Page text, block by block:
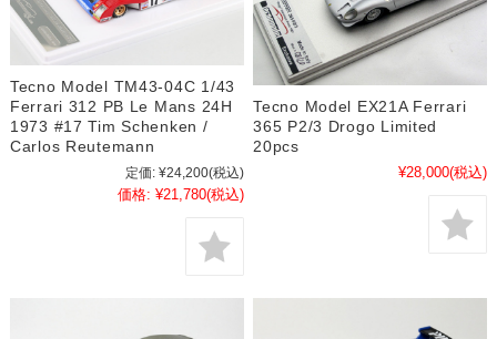
Tecno Model TM43-04C 1/43
Ferrari 312 PB Le Mans 24H
1973 #17 Tim Schenken /
Carlos Reutemann
定価: ¥24,200(税込)
価格: ¥21,780(税込)
Tecno Model EX21A Ferrari
365 P2/3 Drogo Limited
20pcs
¥28,000(税込)